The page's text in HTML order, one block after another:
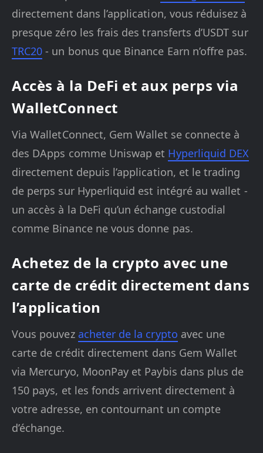
directement dans l’application, vous réduisez à
presque zéro les frais des transferts d’USDT sur
TRC20 - un bonus que Binance Earn n’offre pas.
Accès à la DeFi et aux perps via
WalletConnect
Via WalletConnect, Gem Wallet se connecte à
des DApps comme Uniswap et Hyperliquid DEX
directement depuis l’application, et le trading
de perps sur Hyperliquid est intégré au wallet -
un accès à la DeFi qu’un échange custodial
comme Binance ne vous donne pas.
Achetez de la crypto avec une
carte de crédit directement dans
l’application
Vous pouvez acheter de la crypto avec une
carte de crédit directement dans Gem Wallet
via Mercuryo, MoonPay et Paybis dans plus de
150 pays, et les fonds arrivent directement à
votre adresse, en contournant un compte
d’échange.